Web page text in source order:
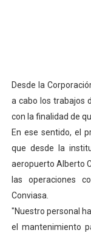
Entregan
Expertos
Dictan
Campo Elías
Encuentro
Gobernador
Desde la
a cabo los trabajos
con la finalidad de
En ese sentido, el
que desde la
aeropuerto Alberto
las operaciones
Conviasa.
″Nuestro personal
el mantenimiento